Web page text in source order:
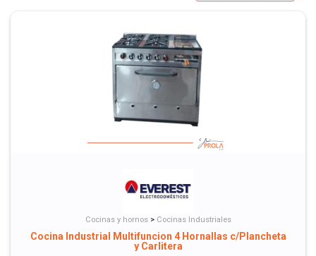
Cocinas y hornos >Cocinas Industriales
Cocina Industrial Multifuncion 4 Hornallas c/Plancheta
y Carlitera